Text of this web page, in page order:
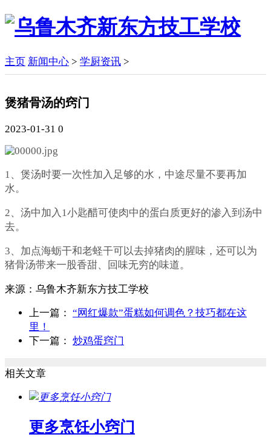
主页 新闻中心 > 学厨资讯 >
煲猪骨汤的窍门
2023-01-31 0
1、煲汤时要一次性加入足够的水，中途尽量不要再加
水。
2、汤中加入 1小匙醋可使肉中的蛋白质更好的渗入到汤中
去。
3、加点海蛎干和老蛏干可以去掉猪肉的腥味，还可以为
猪骨汤带来一股香甜、回味无穷的味道。
来源： 乌鲁木齐新东方技工学校
上一篇： “网红爆款”蛋糕如何调色？技巧都在这
里！
下一篇： 炒鸡蛋窍门
相关文章
更多烹饪小窍门